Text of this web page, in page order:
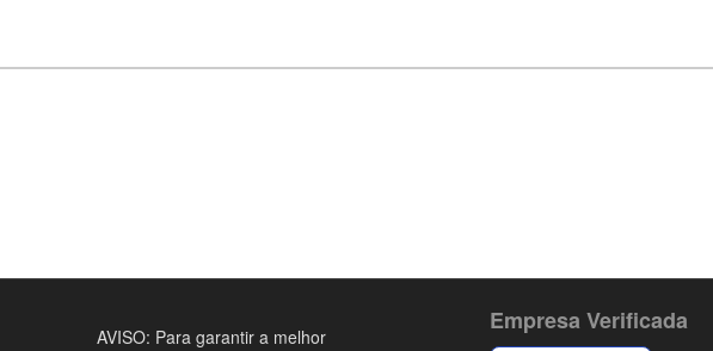
AVISO: Para garantir a melhor
Empresa Verificada